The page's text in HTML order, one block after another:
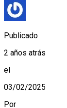
Publicado
2 años atrás
el
03/02/2025
Por